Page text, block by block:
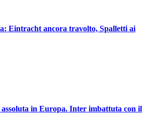
Eintracht ancora travolto, Spalletti ai
in Europa. Inter imbattuta con il